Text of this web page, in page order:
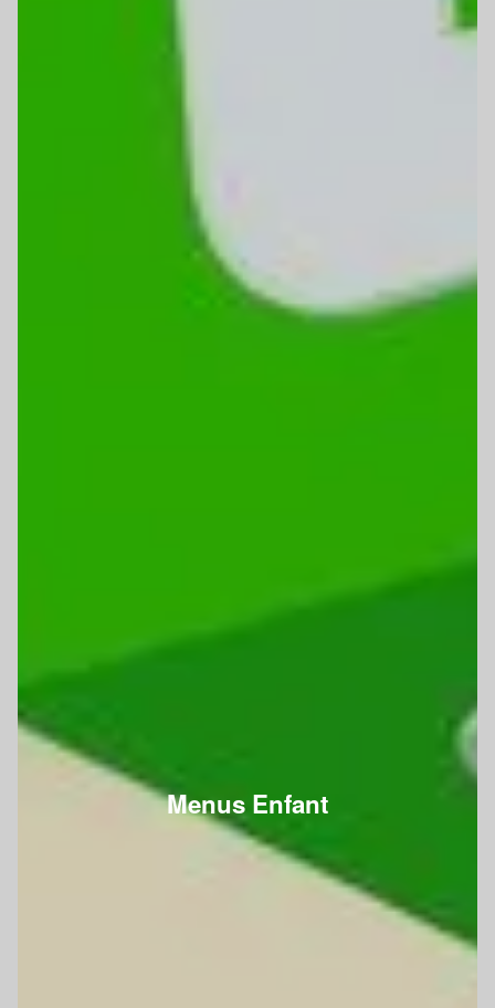
Menus Enfant